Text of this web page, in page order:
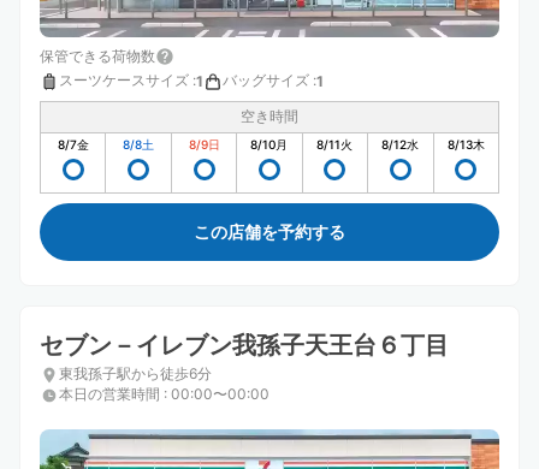
保管できる荷物数
スーツケースサイズ :1 バッグサイズ :1
空き時間
8/7金 8/8土 8/9日 8/10月 8/11火 8/12水 8/13木
この店舗を予約する
セブン－イレブン我孫子天王台６丁目
東我孫子駅から徒歩6分
本日の営業時間 : 00:00〜00:00